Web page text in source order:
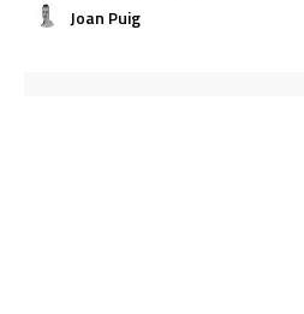
Joan Puig